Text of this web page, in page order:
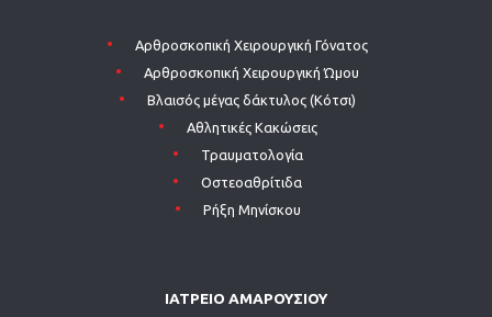
Aρθροσκοπική Χειρουργική Γόνατος
Aρθροσκοπική Χειρουργική Ώμου
Βλαισός μέγας δάκτυλος (Κότσι)
Αθλητικές Κακώσεις
Τραυματολογία
Οστεοαθρίτιδα
Ρήξη Μηνίσκου
ΙΑΤΡΕΙΟ ΑΜΑΡΟΥΣΙΟΥ